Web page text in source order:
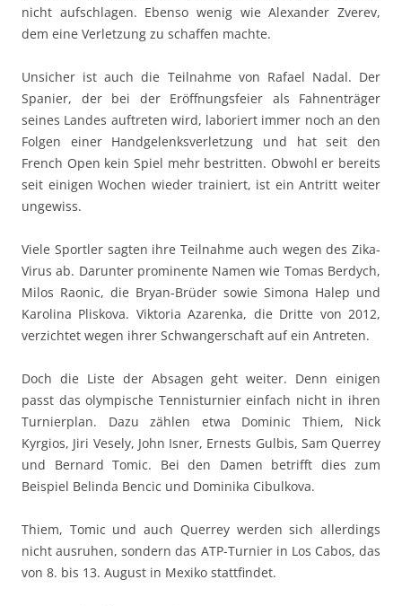
nicht aufschlagen. Ebenso wenig wie Alexander Zverev,
dem eine Verletzung zu schaffen machte.
Unsicher ist auch die Teilnahme von Rafael Nadal. Der
Spanier, der bei der Eröffnungsfeier als Fahnenträger
seines Landes auftreten wird, laboriert immer noch an den
Folgen einer Handgelenksverletzung und hat seit den
French Open kein Spiel mehr bestritten. Obwohl er bereits
seit einigen Wochen wieder trainiert, ist ein Antritt weiter
ungewiss.
Viele Sportler sagten ihre Teilnahme auch wegen des Zika-
Virus ab. Darunter prominente Namen wie Tomas Berdych,
Milos Raonic, die Bryan-Brüder sowie Simona Halep und
Karolina Pliskova. Viktoria Azarenka, die Dritte von 2012,
verzichtet wegen ihrer Schwangerschaft auf ein Antreten.
Doch die Liste der Absagen geht weiter. Denn einigen
passt das olympische Tennisturnier einfach nicht in ihren
Turnierplan. Dazu zählen etwa Dominic Thiem, Nick
Kyrgios, Jiri Vesely, John Isner, Ernests Gulbis, Sam Querrey
und Bernard Tomic. Bei den Damen betrifft dies zum
Beispiel Belinda Bencic und Dominika Cibulkova.
Thiem, Tomic und auch Querrey werden sich allerdings
nicht ausruhen, sondern das ATP-Turnier in Los Cabos, das
von 8. bis 13. August in Mexiko stattfindet.